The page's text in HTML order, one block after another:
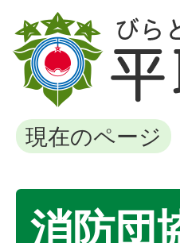
現在のページ
消防団